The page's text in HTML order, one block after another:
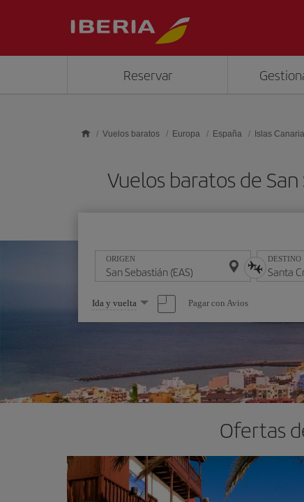
Reservar
Vuelos baratos Europa España Islas
Vuelos baratos de
ORIGEN DESTINO
Seleccione
una
opción
Ida y vuelta Pagar con Avios
Ofertas